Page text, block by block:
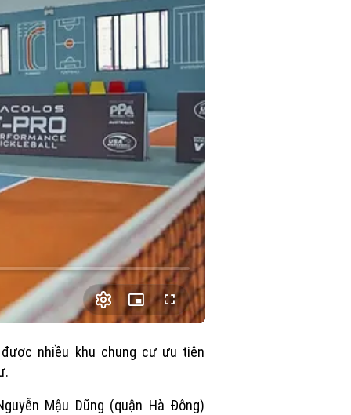
Picture-
in-
Fullscreen
nhiều khu chung cư ưu tiên
Mậu Dũng (quận Hà Đông)